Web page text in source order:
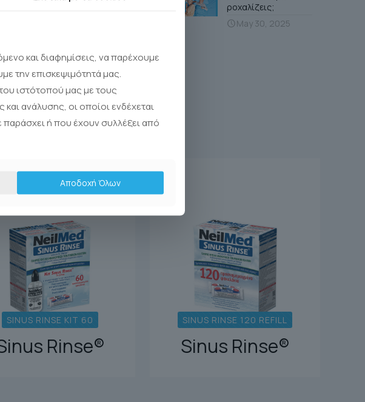
ροχαλίζεις;
May 30, 2025
SINUS RINSE KIT 60
Rinse®
SINUS RINSE 120 REFILL
Sinus Rinse®
και διαφημίσεις, να παρέχουμε
την επισκεψιμότητά μας.
ιστότοπού μας με τους
ανάλυσης, οι οποίοι ενδέχεται
ή που έχουν συλλέξει από
Αποδοχή Όλων